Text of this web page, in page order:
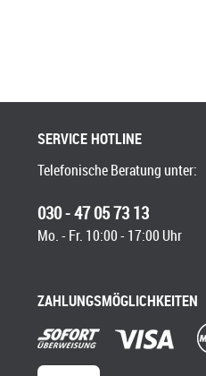
SERVICE HOTLINE
Telefonische Beratung unter:
030 - 47 05 73 13
Mo. - Fr. 10:00 - 17:00 Uhr
ZAHLUNGSMÖGLICHKEITEN